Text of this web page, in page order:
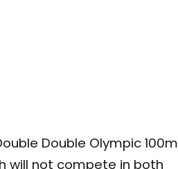
Double Olympic 100m
will not compete in both